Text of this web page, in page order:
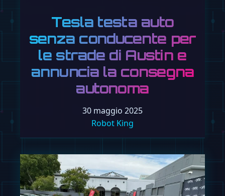
Tesla testa auto
senza conducente per
le strade di Austin e
annuncia la consegna
autonoma
30 maggio 2025
Robot King